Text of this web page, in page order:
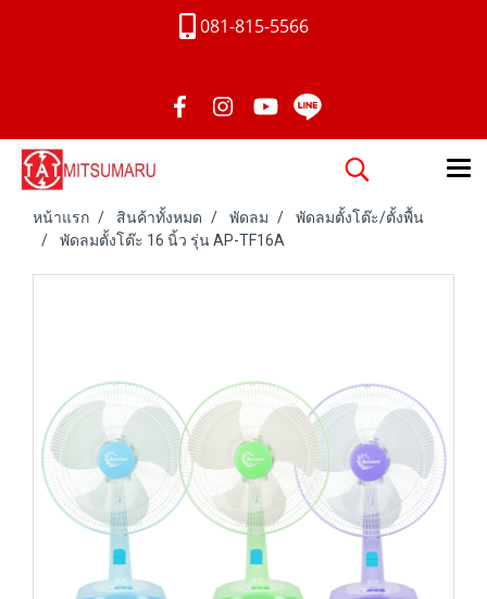
081-815-5566
หน้าแรก สินค้าทั้งหมด พัดลม
พัดลมตั้งโต๊ะ/ตั้งพื้น
พัดลมตั้งโต๊ะ 16 นิ้ว รุ่น AP-TF16A